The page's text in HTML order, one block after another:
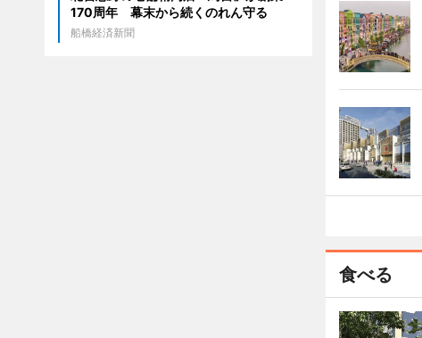
食べる
170周年 幕末から続くのれん守る
船橋経済新聞